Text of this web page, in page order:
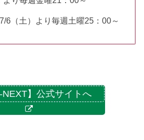
6（土）より毎週土曜25：00～
NEXT】公式サイトへ